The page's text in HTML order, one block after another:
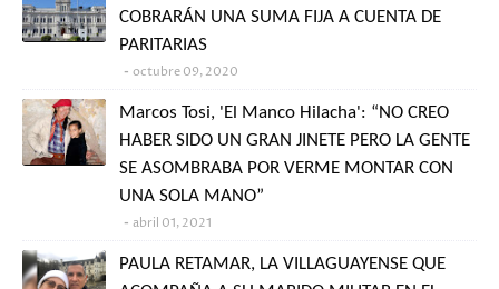
COBRARÁN UNA SUMA FIJA A CUENTA DE
PARITARIAS
octubre 09, 2020
Marcos Tosi, 'El Manco Hilacha': “NO CREO
HABER SIDO UN GRAN JINETE PERO LA GENTE
SE ASOMBRABA POR VERME MONTAR CON
UNA SOLA MANO”
abril 01, 2021
PAULA RETAMAR, LA VILLAGUAYENSE QUE